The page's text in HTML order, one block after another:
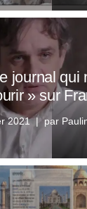
journal qui
» sur
2021 par